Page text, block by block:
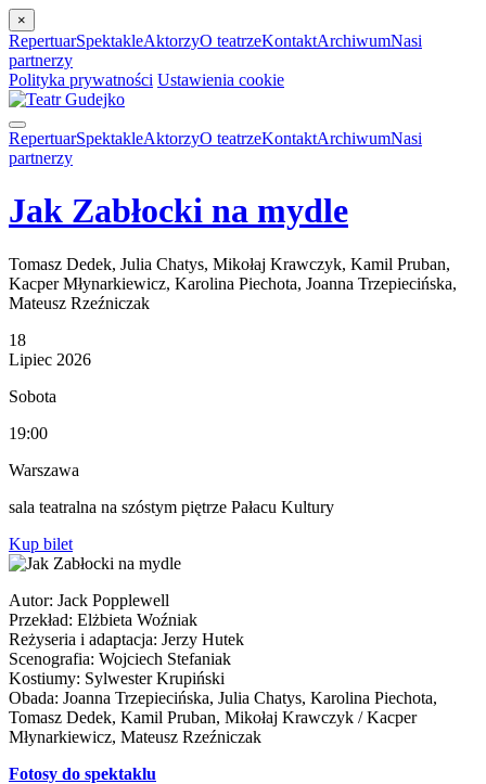
×
RepertuarSpektakleAktorzyO teatrzeKontaktArchiwumNasi
partnerzy
Polityka prywatności Ustawienia cookie
RepertuarSpektakleAktorzyO teatrzeKontaktArchiwumNasi
partnerzy
Jak Zabłocki na mydle
Tomasz Dedek, Julia Chatys, Mikołaj Krawczyk, Kamil Pruban,
Kacper Młynarkiewicz, Karolina Piechota, Joanna Trzepiecińska,
Mateusz Rzeźniczak
18
Lipiec 2026
Sobota
19:00
Warszawa
sala teatralna na szóstym piętrze Pałacu Kultury
Kup bilet
Autor: Jack Popplewell
Przekład: Elżbieta Woźniak
Reżyseria i adaptacja: Jerzy Hutek
Scenografia: Wojciech Stefaniak
Kostiumy: Sylwester Krupiński
Obada: Joanna Trzepiecińska, Julia Chatys, Karolina Piechota,
Tomasz Dedek, Kamil Pruban, Mikołaj Krawczyk / Kacper
Młynarkiewicz, Mateusz Rzeźniczak
Fotosy do spektaklu